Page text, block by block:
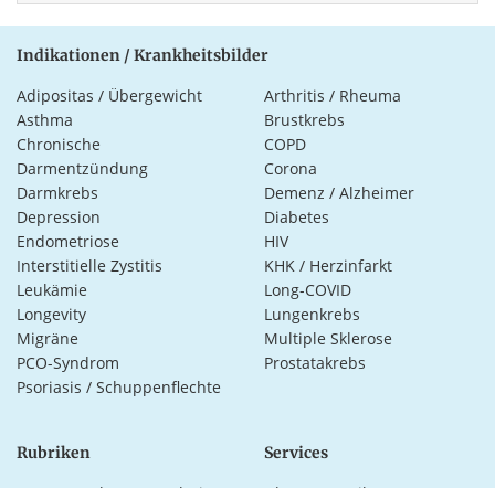
Indikationen / Krankheitsbilder
Adipositas / Übergewicht
Arthritis / Rheuma
Asthma
Brustkrebs
Chronische
Darmentzündung
COPD
Corona
Darmkrebs
Demenz / Alzheimer
Depression
Diabetes
Endometriose
HIV
Interstitielle Zystitis
KHK / Herzinfarkt
Leukämie
Long-COVID
Longevity
Lungenkrebs
Migräne
Multiple Sklerose
PCO-Syndrom
Prostatakrebs
Psoriasis / Schuppenflechte
Rubriken Services